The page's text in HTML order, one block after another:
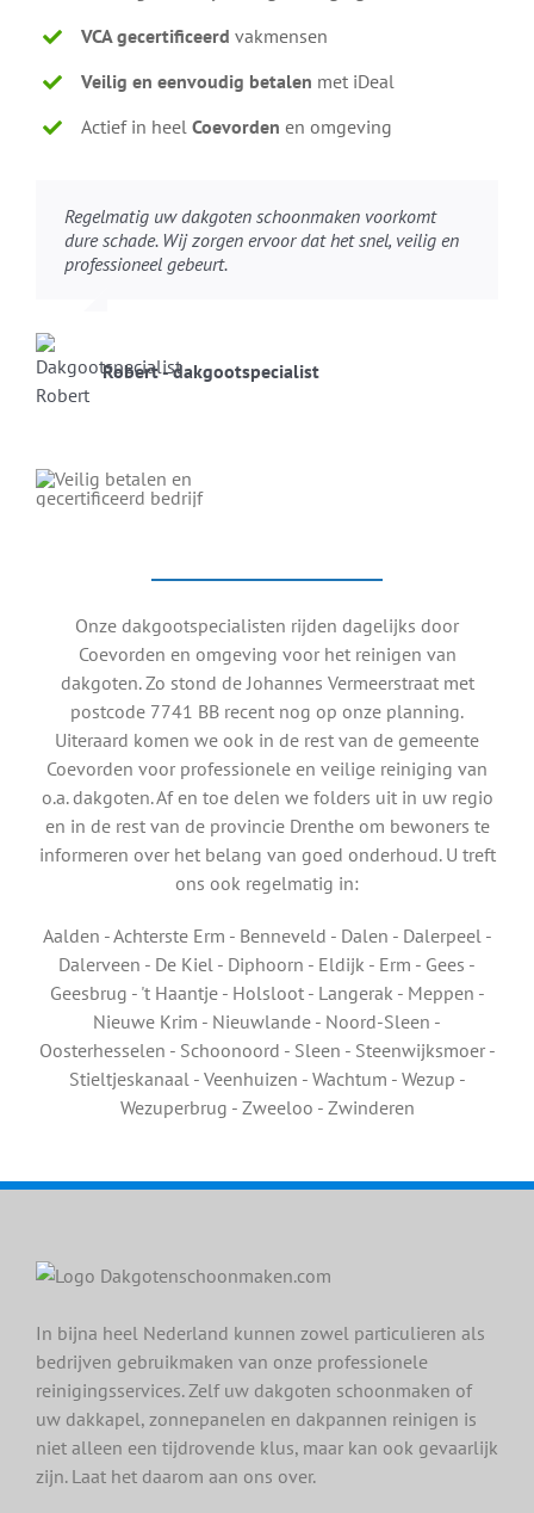
VCA gecertificeerdvakmensen
Veilig en eenvoudig betalen met iDeal
Actief in heelCoevorden en omgeving
Regelmatig uw dakgoten schoonmaken voorkomt
dure schade. Wij zorgen ervoor dat het snel, veilig en
professioneel gebeurt.
Robert - dakgootspecialist
Onze dakgootspecialisten rijden dagelijks door
Coevorden en omgeving voor het reinigen van
dakgoten. Zo stond de Johannes Vermeerstraat met
postcode 7741 BB recent nog op onze planning.
Uiteraard komen we ook in de rest van de gemeente
Coevorden voor professionele en veilige reiniging van
o.a. dakgoten. Af en toe delen we folders uit in uw regio
en in de rest van de provincie Drenthe om bewoners te
informeren over het belang van goed onderhoud. U treft
ons ook regelmatig in:
Aalden - Achterste Erm - Benneveld - Dalen - Dalerpeel -
Dalerveen - De Kiel - Diphoorn - Eldijk - Erm - Gees -
Geesbrug - 't Haantje - Holsloot - Langerak - Meppen -
Nieuwe Krim - Nieuwlande - Noord-Sleen -
Oosterhesselen - Schoonoord - Sleen - Steenwijksmoer -
Stieltjeskanaal - Veenhuizen - Wachtum - Wezup -
Wezuperbrug - Zweeloo - Zwinderen
In bijna heel Nederland kunnen zowel particulieren als
bedrijven gebruikmaken van onze professionele
reinigingsservices. Zelf uw dakgoten schoonmaken of
uw dakkapel, zonnepanelen en dakpannen reinigen is
niet alleen een tijdrovende klus, maar kan ook gevaarlijk
zijn. Laat het daarom aan ons over.